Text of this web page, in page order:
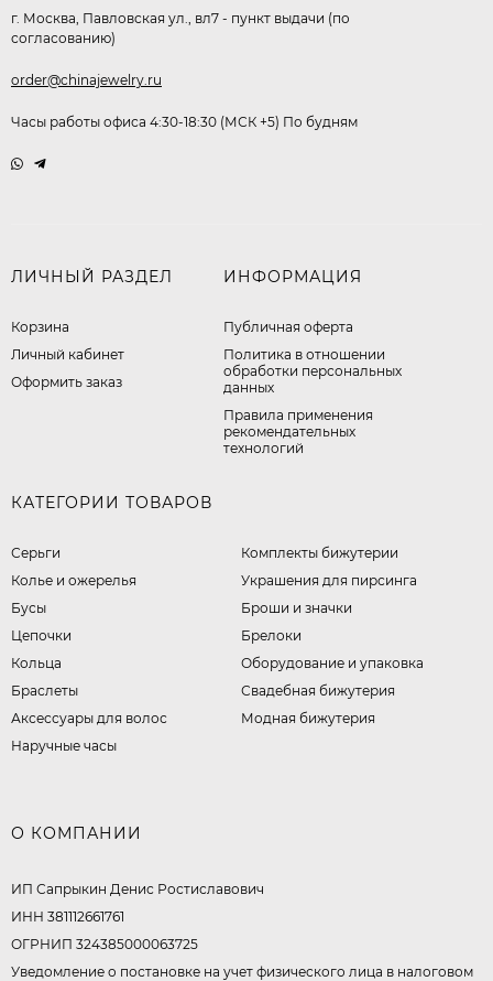
г. Москва, Павловская ул., вл7 - пункт выдачи (по
согласованию)
order@chinajewelry.ru
Часы работы офиса 4:30-18:30 (МСК +5) По будням
ЛИЧНЫЙ РАЗДЕЛ
Корзина
Личный кабинет
Оформить заказ
ИНФОРМАЦИЯ
Публичная оферта
​Политика в отношении
обработки персональных
данных
Правила применения
рекомендательных
технологий
КАТЕГОРИИ ТОВАРОВ
Серьги
Колье и ожерелья
Бусы
Цепочки
Кольца
Браслеты
Аксессуары для волос
Наручные часы
Комплекты бижутерии
Украшения для пирсинга
Броши и значки
Брелоки
Оборудование и упаковка
Свадебная бижутерия
Модная бижутерия
О КОМПАНИИ
ИП Сапрыкин Денис Ростиславович
ИНН 381112661761
ОГРНИП 324385000063725
Уведомление о постановке на учет физического лица в налоговом